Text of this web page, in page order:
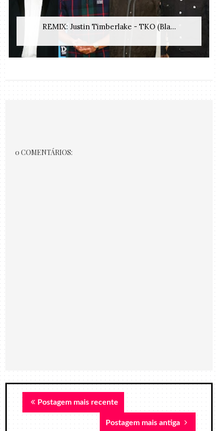
REMIX: Justin Timberlake - TKO (Bla...
0 COMENTÁRIOS:
Postagem mais recente
Postagem mais antiga